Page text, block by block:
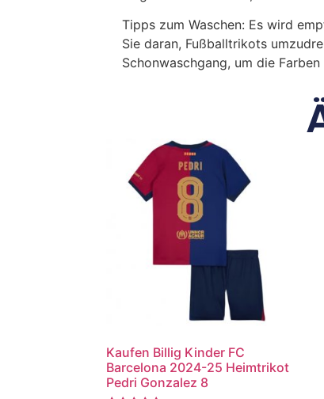
Tipps zum Waschen: Es wird
Sie daran, Fußballtrikots
Schonwaschgang, um die
Kaufen Billig Kinder FC
Barcelona 2024-25 Heimtrikot
Pedri Gonzalez 8